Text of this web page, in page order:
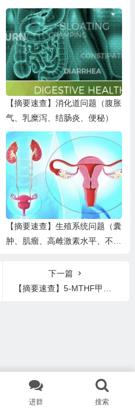
抽搐、骨质疏松、脊柱侧弯、身
体受伤
【摘要速查】消化道问题（腹胀
气、乳糜泻、结肠炎、便秘）
【摘要速查】生殖系统问题（囊
肿、肌瘤、高雌激素水平、不孕
下一篇
【摘要速查】5-MTHF甲基叶酸、南非醉茄印度人参、大西洋红皮藻、葡萄籽、肌醇、酪氨酸
进群 搜索